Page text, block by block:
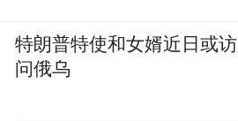
特朗普特使和女婿近日或访
问俄乌